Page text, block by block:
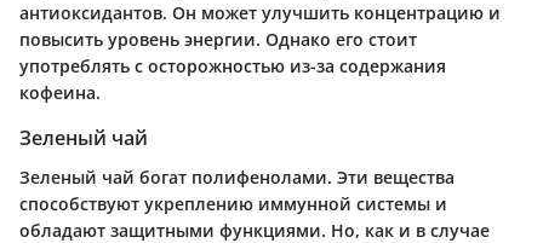
антиоксидантов. Он может улучшить концентрацию и
повысить уровень энергии. Однако его стоит
употреблять с осторожностью из-за содержания
кофеина.
Зеленый чай
Зеленый чай богат полифенолами. Эти вещества
способствуют укреплению иммунной системы и
обладают защитными функциями. Но, как и в случае